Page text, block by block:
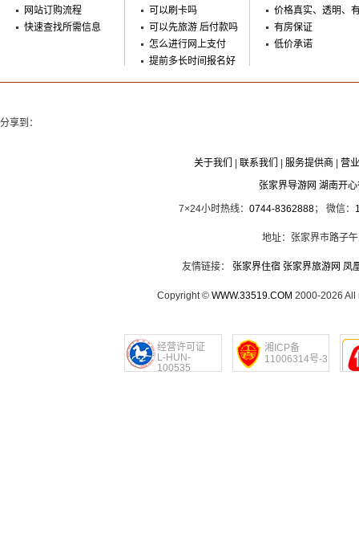
网站订购流程
快速查找所需信息
可以刷卡吗
可以先旅游 后付款吗
怎么进行网上支付
提前多长时间报名好
价格真实、透明、
有房保证
低价承诺
分享到：
关于我们 联系我们 服务提供商
营
张家界导游网 湖南开
7×24小时热线： 0744-8362888； 微信：
地址：张家界市路子
友情链接： 张家界住宿 张家界旅游网 凤
Copyright © WWW.33519.COM 2000-2026 All
经营许可证
L-HUN-
100535
湘ICP备
11006314号-3